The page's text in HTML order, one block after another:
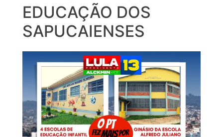
EDUCAÇÃO DOS
SAPUCAIENSES